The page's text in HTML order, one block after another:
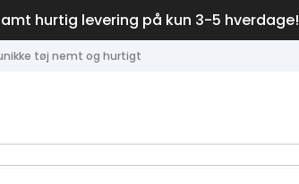
hurtig levering på kun 3-5 hverdage!
tøj nemt og hurtigt